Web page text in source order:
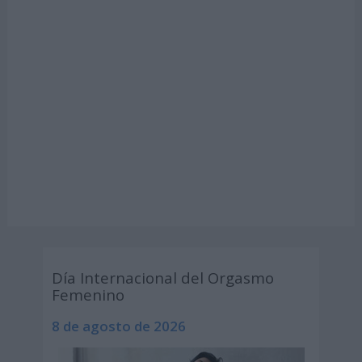
Día Internacional del Orgasmo
Femenino
8 de agosto de 2026